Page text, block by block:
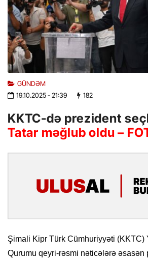
GÜNDƏM
19.10.2025- 21:39 182
KKTC-də prezident
Tatar məğlub oldu –
Şimali Kipr Türk Cümhuriyyəti (KKTC)
Qurumu qeyri-rəsmi nəticələrə əsasən